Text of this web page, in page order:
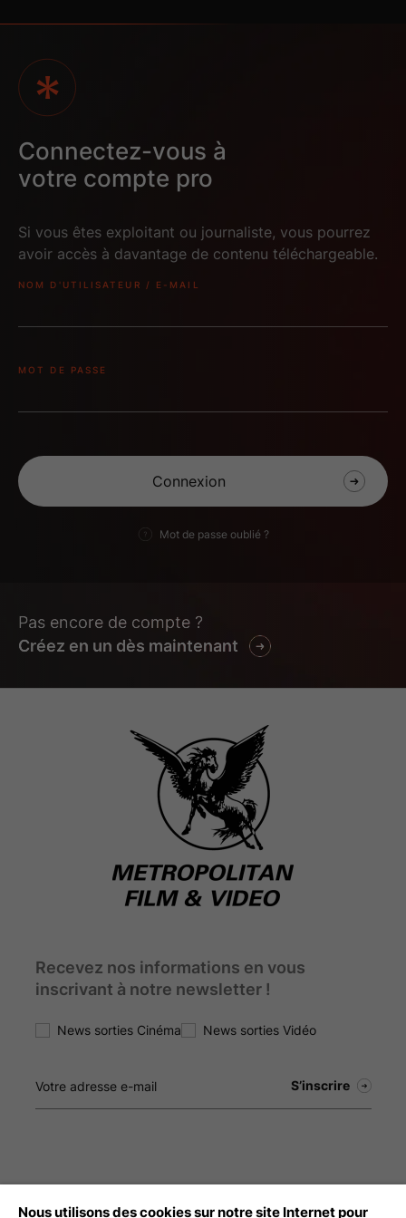
SCREAM-
BANDEAU_FR-
XX_H264_HD
LE-SIFFLET-AFF-
ECRAN-HALL-
ACTUELLEMENT
PROCHAINEMENT
CINEMA-2048X1107-
LE-SIFFLET-
CINEMA-2048X855-
Connectez-vous à
votre compte pro
Si vous êtes exploitant ou journaliste, vous pourrez
avoir accès à davantage de contenu téléchargeable.
NOM D'UTILISATEUR / E-MAIL
MOT DE PASSE
Mot de passe oublié ?
Pas encore de compte ?
Créez en un dès maintenant
Recevez nos informations en vous
inscrivant à notre newsletter !
News sorties Cinéma News sorties Vidéo
Nous utilisons des cookies sur notre site Internet pour